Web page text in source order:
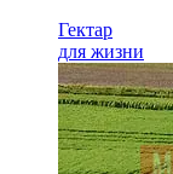
Гектар
для жизни